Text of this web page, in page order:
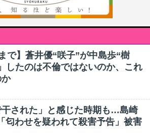
で】蒼井優“咲子”が中島歩“樹
したのは不倫ではないのか、これ
された」と感じた時期も…島崎
匂わせを疑われて殺害予告」被害